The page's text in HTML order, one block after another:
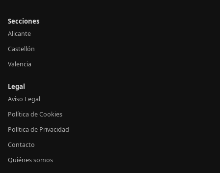
Secciones
Alicante
Castellón
Valencia
Legal
Aviso Legal
Política de Cookies
Política de Privacidad
Contacto
Quiénes somos